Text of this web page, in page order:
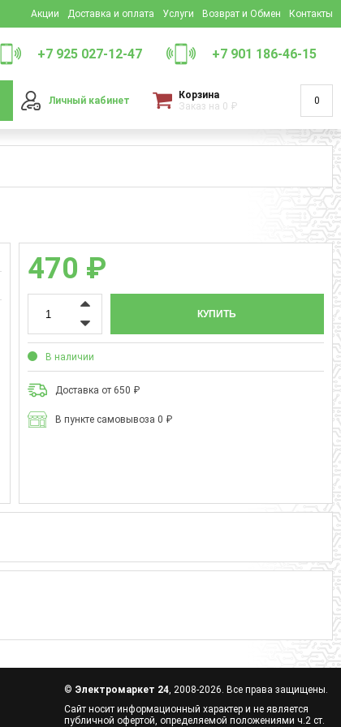
Акции Доставка и оплата Услуги Возврат и Обмен Контакты
+7 925 027-12-47 +7 901 186-46-15
Личный кабинет
Корзина
Заказ на 0 ₽ 0
470 ₽
КУПИТЬ
В наличии
Доставка от 650 ₽
В пункте самовывоза 0 ₽
© Электромаркет 24, 2008-2026. Все права защищены.
Сайт носит информационный характер и не является
публичной офертой, определяемой положениями ч.2 ст.